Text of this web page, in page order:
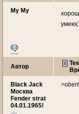
My My
умею(
Автор
Black Jack
Москва
Fender strat
04.01.1965!